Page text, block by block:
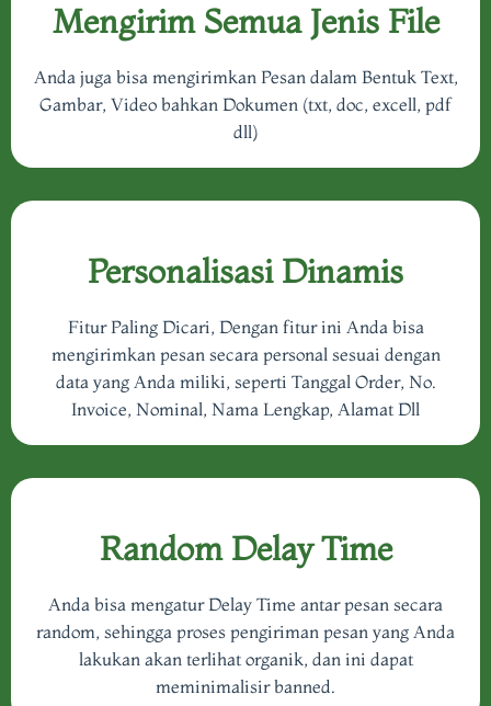
Mengirim Semua Jenis File
Anda juga bisa mengirimkan Pesan dalam Bentuk Text,
Gambar, Video bahkan Dokumen (txt, doc, excell, pdf
dll)
Personalisasi Dinamis
Fitur Paling Dicari, Dengan fitur ini Anda bisa
mengirimkan pesan secara personal sesuai dengan
data yang Anda miliki, seperti Tanggal Order, No.
Invoice, Nominal, Nama Lengkap, Alamat Dll
Random Delay Time
Anda bisa mengatur Delay Time antar pesan secara
random, sehingga proses pengiriman pesan yang Anda
lakukan akan terlihat organik, dan ini dapat
meminimalisir banned.